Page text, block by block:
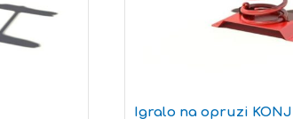
Igralo na opruzi